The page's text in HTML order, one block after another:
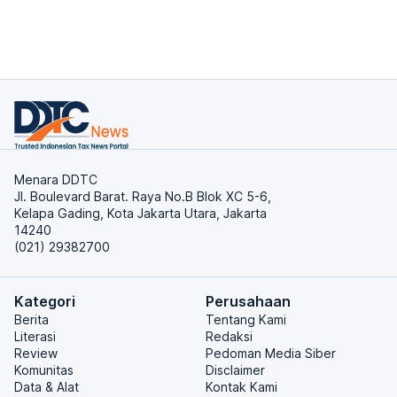
Menara DDTC
Jl. Boulevard Barat. Raya No.B Blok XC 5-6,
Kelapa Gading, Kota Jakarta Utara, Jakarta
14240
(021) 29382700
Kategori
Berita
Literasi
Review
Komunitas
Data & Alat
Perusahaan
Tentang Kami
Redaksi
Pedoman Media Siber
Disclaimer
Kontak Kami